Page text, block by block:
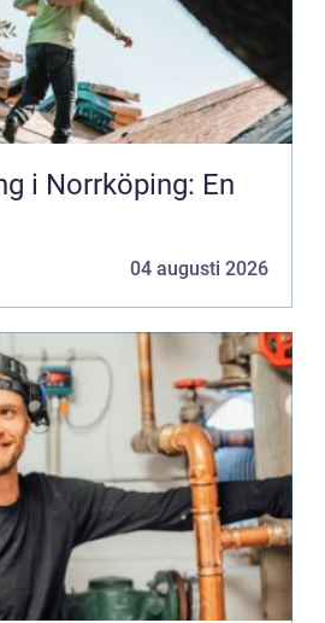
i Norrköping: En
04 augusti 2026